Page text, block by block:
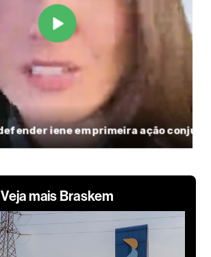
Veja mais Braskem